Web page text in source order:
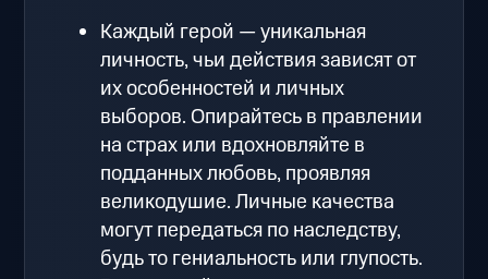
Каждый герой — уникальная
личность, чьи действия зависят от
их особенностей и личных
выборов. Опирайтесь в правлении
на страх или вдохновляйте в
подданных любовь, проявляя
великодушие. Личные качества
могут передаться по наследству,
будь то гениальность или глупость.